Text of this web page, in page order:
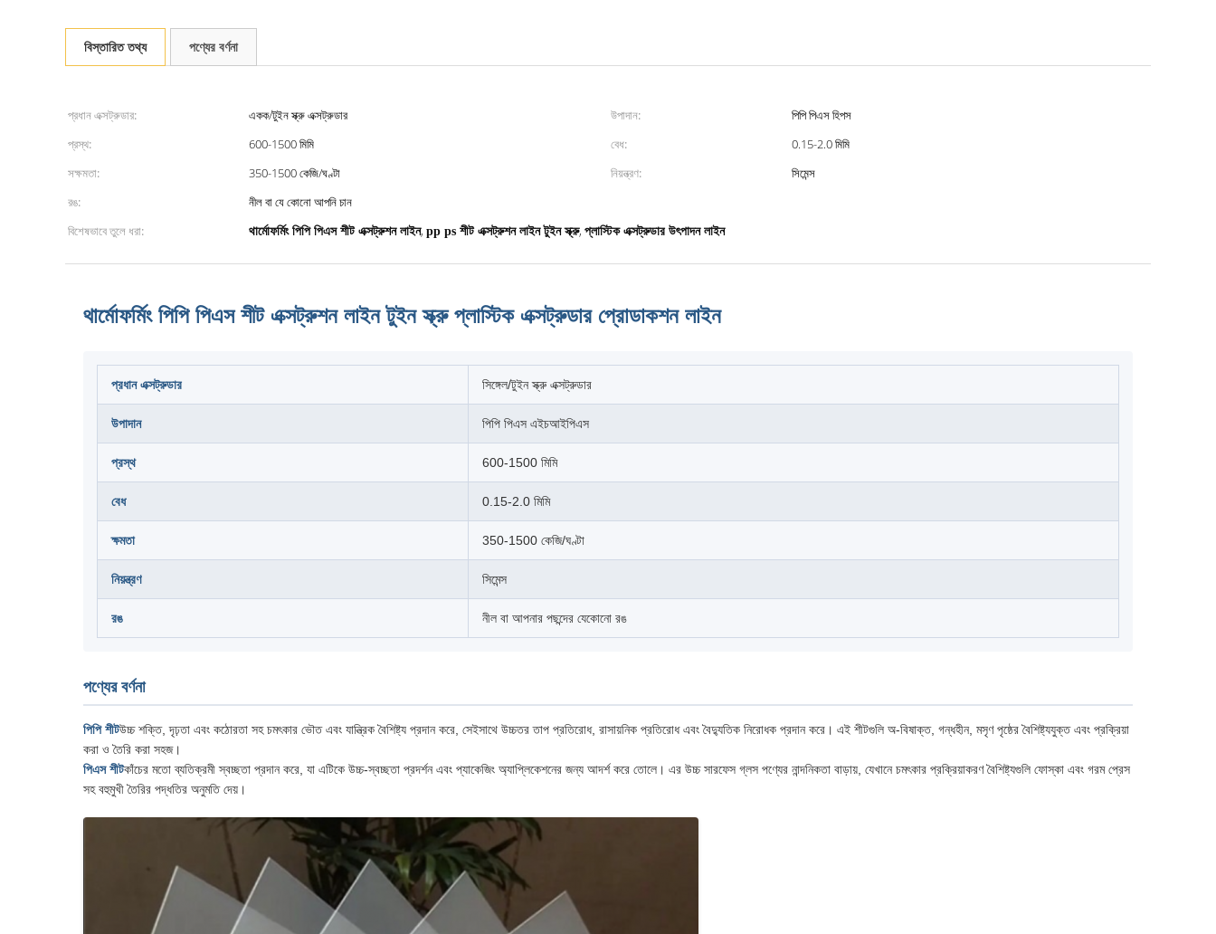
বিস্তারিত তথ্য পণ্যের বর্ণনা
প্রধান এক্সট্রুডার: একক/টুইন স্ক্রু এক্সট্রুডার উপাদান:
পিপি পিএস হিপস
প্রস্থ:
600-1500 মিমি বেধ:
0.15-2.0 মিমি
সক্ষমতা:
350-1500 কেজি/ঘণ্টা নিয়ন্ত্রণ:
সিমেন্স
রঙ:
নীল বা যে কোনো আপনি চান
বিশেষভাবে তুলে ধরা:
থার্মোফর্মিং পিপি পিএস শীট এক্সট্রুশন লাইন, pp ps শীট এক্সট্রুশন লাইন টুইন স্ক্রু, প্লাস্টিক এক্সট্রুডার উৎপাদন লাইন
থার্মোফর্মিং পিপি পিএস শীট এক্সট্রুশন লাইন টুইন স্ক্রু প্লাস্টিক এক্সট্রুডার প্রোডাকশন লাইন
প্রধান এক্সট্রুডার সিঙ্গেল/টুইন স্ক্রু এক্সট্রুডার
উপাদান পিপি পিএস এইচআইপিএস
প্রস্থ 600-1500 মিমি
বেধ 0.15-2.0 মিমি
ক্ষমতা 350-1500 কেজি/ঘণ্টা
নিয়ন্ত্রণ সিমেন্স
রঙ নীল বা আপনার পছন্দের যেকোনো রঙ
পণ্যের বর্ণনা
পিপি শীটউচ্চ শক্তি, দৃঢ়তা এবং কঠোরতা সহ চমৎকার ভৌত এবং যান্ত্রিক বৈশিষ্ট্য প্রদান করে, সেইসাথে উচ্চতর তাপ প্রতিরোধ, রাসায়নিক প্রতিরোধ এবং বৈদ্যুতিক নিরোধক প্রদান করে। এই শীটগুলি অ-বিষাক্ত, গন্ধহীন, মসৃণ পৃষ্ঠের বৈশিষ্ট্যযুক্ত এবং প্রক্রিয়া
করা ও তৈরি করা সহজ।
পিএস শীটকাঁচের মতো ব্যতিক্রমী স্বচ্ছতা প্রদান করে, যা এটিকে উচ্চ-স্বচ্ছতা প্রদর্শন এবং প্যাকেজিং অ্যাপ্লিকেশনের জন্য আদর্শ করে তোলে। এর উচ্চ সারফেস গ্লস পণ্যের নান্দনিকতা বাড়ায়, যেখানে চমৎকার প্রক্রিয়াকরণ বৈশিষ্ট্যগুলি ফোস্কা এবং গরম প্রেস
সহ বহুমুখী তৈরির পদ্ধতির অনুমতি দেয়।